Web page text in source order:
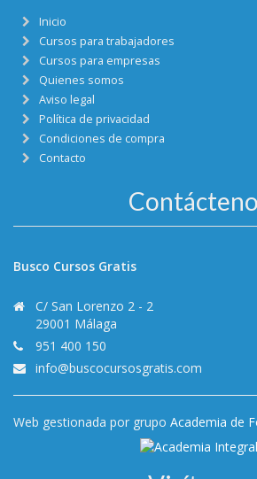
Inicio
Cursos para trabajadores
Cursos para empresas
Quienes somos
Aviso legal
Política de privacidad
Condiciones de compra
Contacto
Busco Cursos Gratis
C/ San Lorenzo 2 - 2
29001 Málaga
951 400 150
info@buscocursosgratis.com
Web gestionada por grupo Academia de